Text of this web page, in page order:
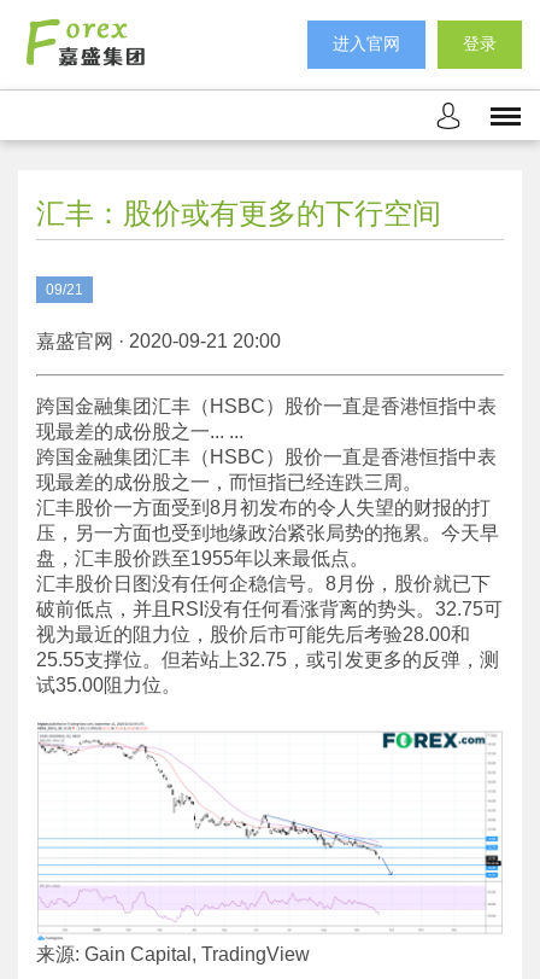
进入官网 登录
汇丰：股价或有更多的下行空间
09/21
嘉盛官网 · 2020-09-21 20:00
跨国金融集团汇丰（HSBC）股价一直是香港恒指中表
现最差的成份股之一... ...
跨国金融集团汇丰（HSBC）股价一直是香港恒指中表
现最差的成份股之一，而恒指已经连跌三周。
汇丰股价一方面受到8月初发布的令人失望的财报的打
压，另一方面也受到地缘政治紧张局势的拖累。今天早
盘，汇丰股价跌至1955年以来最低点。
汇丰股价日图没有任何企稳信号。8月份，股价就已下
破前低点，并且RSI没有任何看涨背离的势头。32.75可
视为最近的阻力位，股价后市可能先后考验28.00和
25.55支撑位。但若站上32.75，或引发更多的反弹，测
试35.00阻力位。
来源: Gain Capital, TradingView